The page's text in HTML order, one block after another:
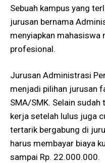
Sebuah kampus yang
jurusan bernama
menyiapkan mahasiswa
profesional.
Jurusan Administrasi
menjadi pilihan jurusan
SMA/SMK. Selain
kerja setelah lulus juga
tertarik bergabung di
harus membayar biaya
sampai Rp. 22.000.000.